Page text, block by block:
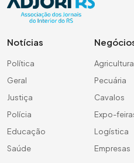
Notícias
Política
Geral
Justiça
Polícia
Educação
Saúde
Agricultura
Pecuária
Cavalos
Expo-
Logística
Empresas